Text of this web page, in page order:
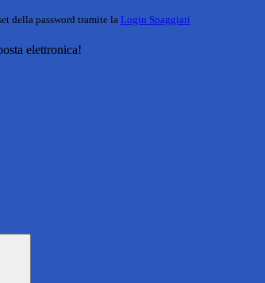
della password tramite la Login Spaggiari
elettronica!